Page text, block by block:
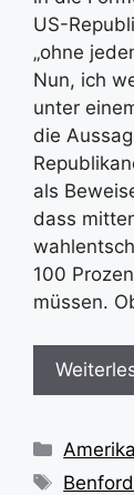
US-
„ohne
Nun, ich
unter
die
als
dass
100
müssen.
Amerika